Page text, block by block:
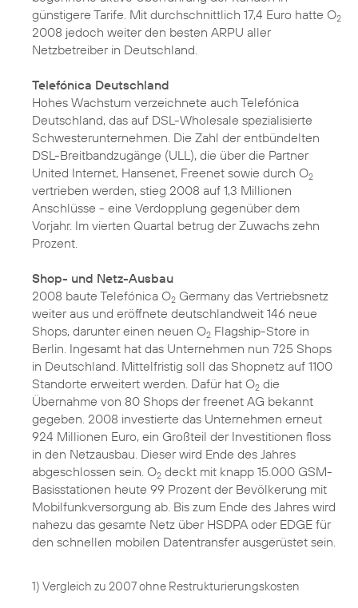
günstigere Tarife. Mit durchschnittlich 17,4 Euro hatte O2
2008 jedoch weiter den besten ARPU aller
Netzbetreiber in Deutschland.
Telefónica Deutschland
Hohes Wachstum verzeichnete auch Telefónica
Deutschland, das auf DSL-Wholesale spezialisierte
Schwesterunternehmen. Die Zahl der entbündelten
DSL-Breitbandzugänge (ULL), die über die Partner
United Internet, Hansenet, Freenet sowie durch O2
vertrieben werden, stieg 2008 auf 1,3 Millionen
Anschlüsse - eine Verdopplung gegenüber dem
Vorjahr. Im vierten Quartal betrug der Zuwachs zehn
Prozent.
Shop- und Netz-Ausbau
2008 baute Telefónica O2 Germany das Vertriebsnetz
weiter aus und eröffnete deutschlandweit 146 neue
Shops, darunter einen neuen O2 Flagship-Store in
Berlin. Ingesamt hat das Unternehmen nun 725 Shops
in Deutschland. Mittelfristig soll das Shopnetz auf 1100
Standorte erweitert werden. Dafür hat O2 die
Übernahme von 80 Shops der freenet AG bekannt
gegeben. 2008 investierte das Unternehmen erneut
924 Millionen Euro, ein Großteil der Investitionen floss
in den Netzausbau. Dieser wird Ende des Jahres
abgeschlossen sein. O2 deckt mit knapp 15.000 GSM-
Basisstationen heute 99 Prozent der Bevölkerung mit
Mobilfunkversorgung ab. Bis zum Ende des Jahres wird
nahezu das gesamte Netz über HSDPA oder EDGE für
den schnellen mobilen Datentransfer ausgerüstet sein.
1) Vergleich zu 2007 ohne Restrukturierungskosten